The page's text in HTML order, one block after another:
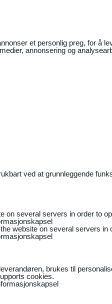
et personlig preg, for å
annonsering og
ved at grunnleggende
on several servers in order to
website on several servers in
brukes til
cookies.